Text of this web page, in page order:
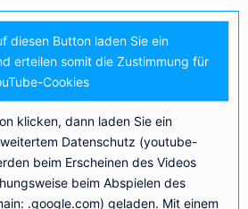
diesen Button laden Sie ein
erteilen somit die Zustimmung für
Cookies
klicken, dann laden Sie ein
Datenschutz (youtube-
beim Erscheinen des Videos
beim Abspielen des
.google.com) geladen. Mit einem